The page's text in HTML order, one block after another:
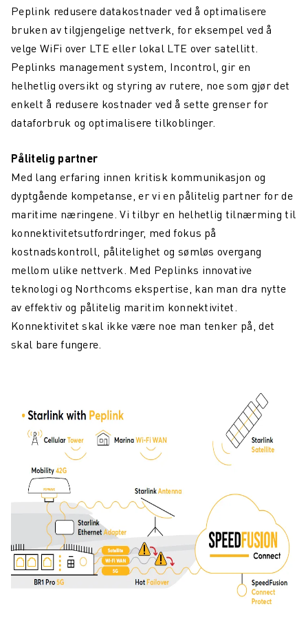
Peplink redusere datakostnader ved å optimalisere
bruken av tilgjengelige nettverk, for eksempel ved å
velge WiFi over LTE eller lokal LTE over satellitt.
Peplinks management system, Incontrol, gir en
helhetlig oversikt og styring av rutere, noe som gjør det
enkelt å redusere kostnader ved å sette grenser for
dataforbruk og optimalisere tilkoblinger.
Pålitelig partner
Med lang erfaring innen kritisk kommunikasjon og
dyptgående kompetanse, er vi en pålitelig partner for de
maritime næringene. Vi tilbyr en helhetlig tilnærming til
konnektivitetsutfordringer, med fokus på
kostnadskontroll, pålitelighet og sømløs overgang
mellom ulike nettverk. Med Peplinks innovative
teknologi og Northcoms ekspertise, kan man dra nytte
av effektiv og pålitelig maritim konnektivitet.
Konnektivitet skal ikke være noe man tenker på, det
skal bare fungere.